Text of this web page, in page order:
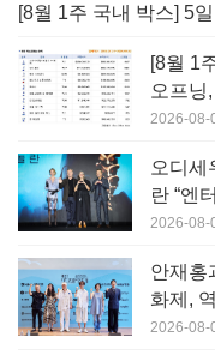
[8월 1
오프닝
2026-08-
오디세
란 “엔
2026-08-
안재홍
화제,
2026-08-